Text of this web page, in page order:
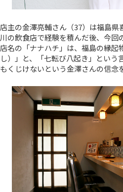
店主の金澤亮輔さん（37）は福島
川の飲食店で経験を積んだ後、今回
店名の「ナナハチ」は、福島の縁起
し）」と、「七転び八起き」という
もくじけないという金澤さんの信念